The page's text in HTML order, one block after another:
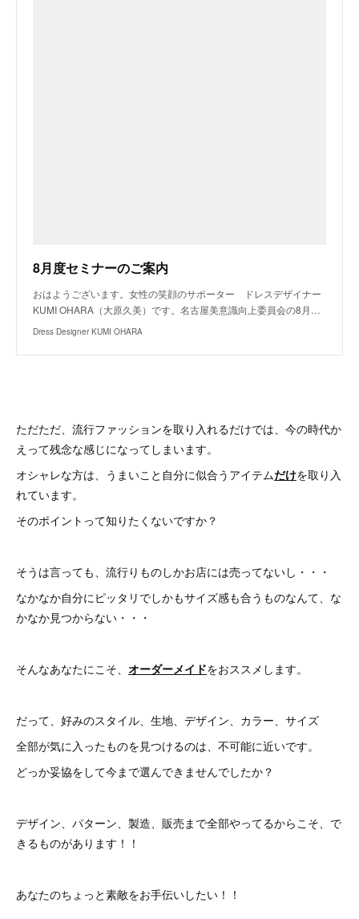
8月度セミナーのご案内
おはようございます。女性の笑顔のサポーター ドレスデザイナー
KUMI OHARA（大原久美）です。名古屋美意識向上委員会の8月…
Dress Designer KUMI OHARA
ただただ、流行ファッションを取り入れるだけでは、今の時代か
えって残念な感じになってしまいます。
オシャレな方は、うまいこと自分に似合うアイテムだけを取り入
れています。
そのポイントって知りたくないですか？
そうは言っても、流行りものしかお店には売ってないし・・・
なかなか自分にピッタリでしかもサイズ感も合うものなんて、な
かなか見つからない・・・
そんなあなたにこそ、 オーダーメイドをおススメします。
だって、好みのスタイル、生地、デザイン、カラー、サイズ
全部が気に入ったものを見つけるのは、不可能に近いです。
どっか妥協をして今まで選んできませんでしたか？
デザイン、パターン、製造、販売まで全部やってるからこそ、で
きるものがあります！！
あなたのちょっと素敵をお手伝いしたい！！